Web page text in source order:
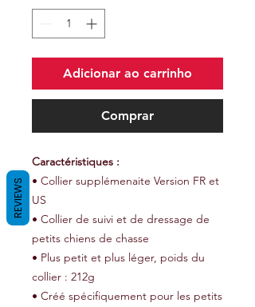
Adicionar ao carrinho
Comprar
Caractéristiques :
• Collier supplémenaite Version FR et
US
• Collier de suivi et de dressage de
petits chiens de chasse
• Plus petit et plus léger, poids du
collier : 212g
• Créé spécifiquement pour les petits
REVIEWS